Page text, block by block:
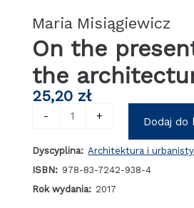
Maria Misiągiewicz
On the
the
25,20 zł
-
presentation
of
architectural
+ Dodaj do
Dyscyplina: Architektura i
ISBN: 978-83-7242-938-4
Rok wydania: 2017